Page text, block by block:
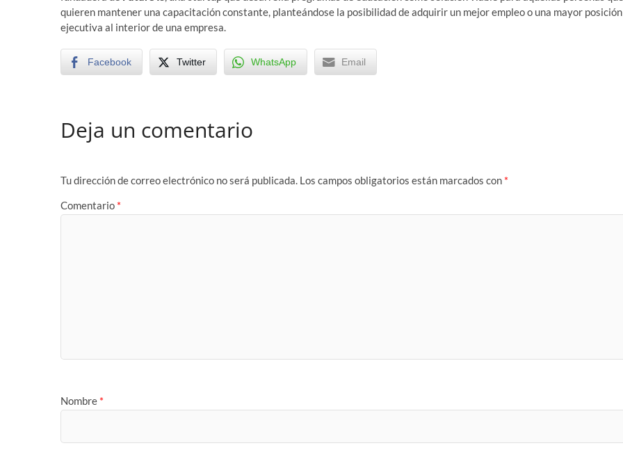
quieren mantener una capacitación constante, planteándose la posibilidad de adquirir un mejor empleo o una mayor posición
ejecutiva al interior de una empresa.
Facebook Twitter WhatsApp Email
Deja un comentario
Tu dirección de correo electrónico no será publicada. Los campos obligatorios están marcados con *
Comentario *
Nombre *